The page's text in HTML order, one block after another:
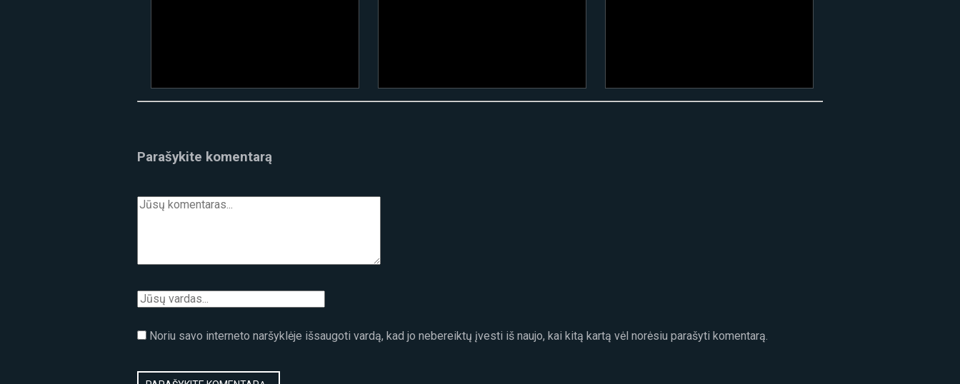
Parašykite komentarą
Noriu savo interneto naršyklėje išsaugoti vardą, kad jo nebereiktų įvesti iš naujo, kai kitą kartą vėl norėsiu parašyti komentarą.